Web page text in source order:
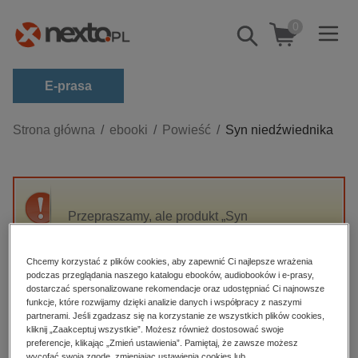
Pokaż/schowaj
wyszukiwarkę
0
E-prasa
Kategorie
biznesowe, branżowe, gospodarka
dzienniki
edukacja
hobby, sport, rozrywka
komputery, internet, technologie, informatyka
Strona główna ebooki Powieść Syn niedźwiednika
Przepraszamy, ale produkt „Syn
High-contrast mode
Polecane
Chcemy korzystać z plików cookies, aby zapewnić Ci najlepsze wrażenia
podczas przeglądania naszego katalogu ebooków, audiobooków i e-prasy,
dostarczać spersonalizowane rekomendacje oraz udostępniać Ci najnowsze
funkcje, które rozwijamy dzięki analizie danych i współpracy z naszymi
partnerami. Jeśli zgadzasz się na korzystanie ze wszystkich plików cookies,
kliknij „Zaakceptuj wszystkie”. Możesz również dostosować swoje
preferencje, klikając „Zmień ustawienia”. Pamiętaj, że zawsze możesz